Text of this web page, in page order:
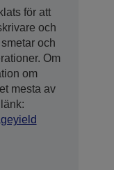
för att
och
och
Om
om
mesta av